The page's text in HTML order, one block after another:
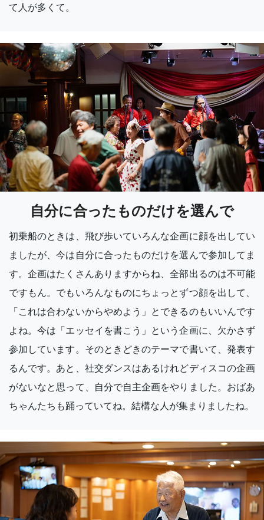
て人が多くて。
自分に合ったものだけを選んで
初乗船のときは、飛び歩いていろんな企画に顔を出してい
ましたが、今は自分に合ったものだけを選んで参加してま
す。企画はたくさんありますからね、全部出るのは不可能
ですもん。でもいろんなものにちょっとずつ顔を出して、
「これは合わないからやめよう」とできるのもいいんです
よね。今は「エッセイを書こう」という企画に、欠かさず
参加しています。そのときどきのテーマで書いて、発表す
るんです。あと、社交ダンスはあるけれどディスコの企画
がないなと思って、自分で自主企画をやりました。おばあ
ちゃんたちも踊っていてね。結構な人が集まりましたね。